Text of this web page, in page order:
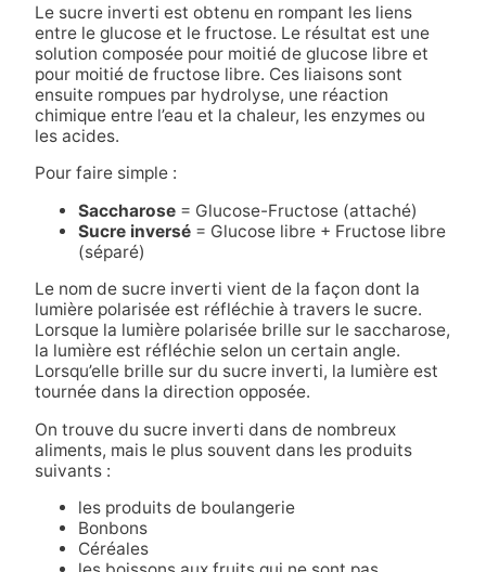
Le sucre inverti est obtenu en rompant les liens
entre le glucose et le fructose. Le résultat est une
solution composée pour moitié de glucose libre et
pour moitié de fructose libre. Ces liaisons sont
ensuite rompues par hydrolyse, une réaction
chimique entre l’eau et la chaleur, les enzymes ou
les acides.
Pour faire simple :
Saccharose= Glucose-Fructose (attaché)
Sucre inversé= Glucose libre + Fructose libre
(séparé)
Le nom de sucre inverti vient de la façon dont la
lumière polarisée est réfléchie à travers le sucre.
Lorsque la lumière polarisée brille sur le saccharose,
la lumière est réfléchie selon un certain angle.
Lorsqu’elle brille sur du sucre inverti, la lumière est
tournée dans la direction opposée.
On trouve du sucre inverti dans de nombreux
aliments, mais le plus souvent dans les produits
suivants :
les produits de boulangerie
Bonbons
Céréales